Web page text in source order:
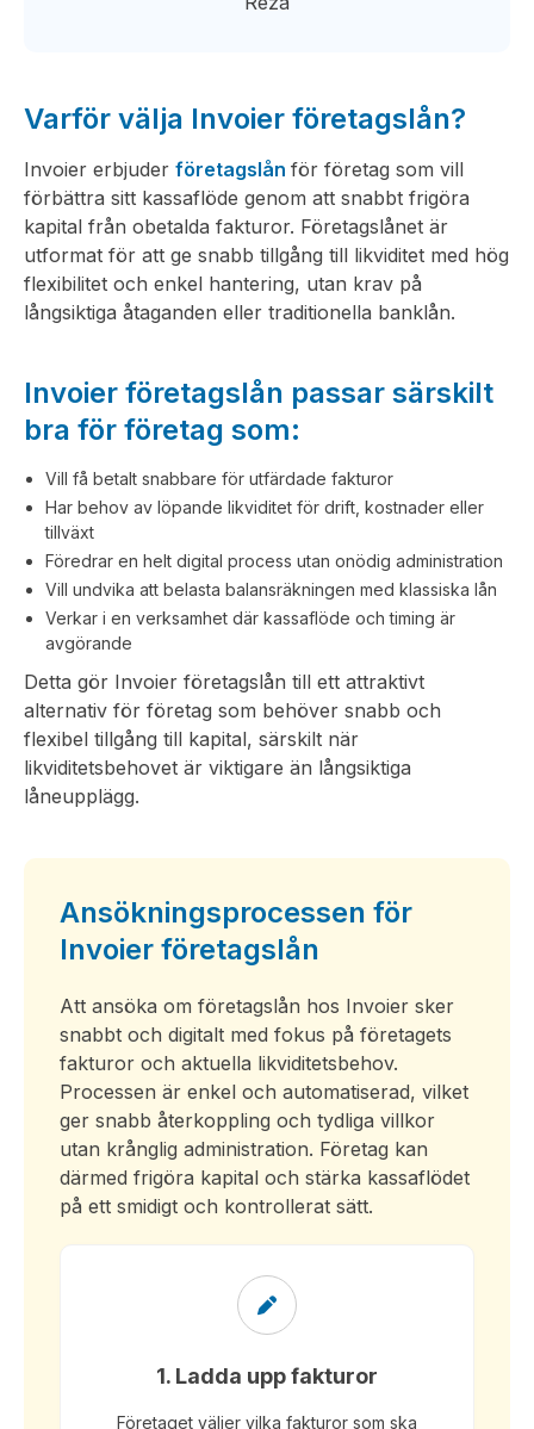
Varför välja Invoier företagslån?
Invoier erbjuder företagslån för företag som vill
förbättra sitt kassaflöde genom att snabbt frigöra
kapital från obetalda fakturor. Företagslånet är
utformat för att ge snabb tillgång till likviditet med hög
flexibilitet och enkel hantering, utan krav på
långsiktiga åtaganden eller traditionella banklån.
Invoier företagslån passar särskilt
bra för företag som:
Vill få betalt snabbare för utfärdade fakturor
Har behov av löpande likviditet för drift, kostnader eller
tillväxt
Föredrar en helt digital process utan onödig administration
Vill undvika att belasta balansräkningen med klassiska lån
Verkar i en verksamhet där kassaflöde och timing är
avgörande
Detta gör Invoier företagslån till ett attraktivt
alternativ för företag som behöver snabb och
flexibel tillgång till kapital, särskilt när
likviditetsbehovet är viktigare än långsiktiga
låneupplägg.
Ansökningsprocessen för
Invoier företagslån
Att ansöka om företagslån hos Invoier sker
snabbt och digitalt med fokus på företagets
fakturor och aktuella likviditetsbehov.
Processen är enkel och automatiserad, vilket
ger snabb återkoppling och tydliga villkor
utan krånglig administration. Företag kan
därmed frigöra kapital och stärka kassaflödet
på ett smidigt och kontrollerat sätt.
1. Ladda upp fakturor
Företaget väljer vilka fakturor som ska